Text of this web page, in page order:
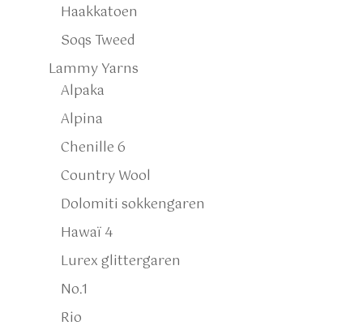
Haakkatoen
Soqs Tweed
Lammy Yarns
Alpaka
Alpina
Chenille 6
Country Wool
Dolomiti sokkengaren
Hawaï 4
Lurex glittergaren
No.1
Rio